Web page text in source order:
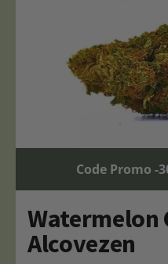
Code Promo -
Watermelon
Alcovezen